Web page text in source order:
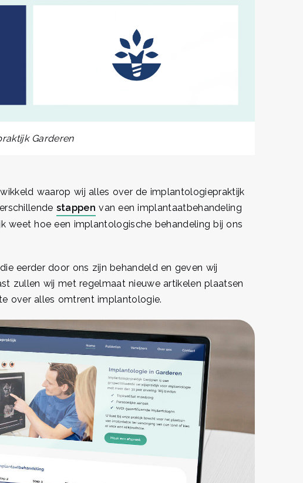
Garderen
waarop wij alles over de implantologiepraktijk
stappen van een implantaatbehandeling
weet hoe een implantologische behandeling bij ons
eerder door ons zijn behandeld en geven wij
zullen wij met regelmaat nieuwe artikelen plaatsen
over alles omtrent implantologie.